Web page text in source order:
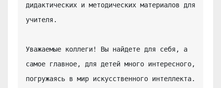
дидактических и методических материалов для
учителя.
Уважаемые коллеги! Вы найдете для себя, а
самое главное, для детей много интересного,
погружаясь в мир искусственного интеллекта.